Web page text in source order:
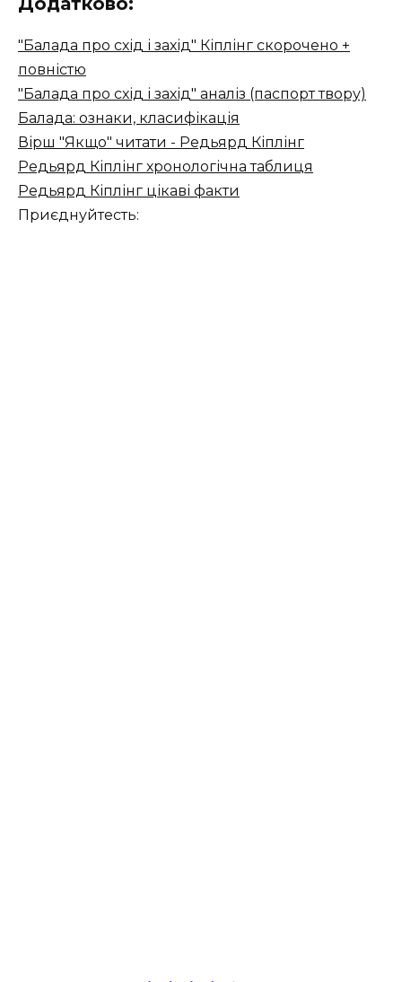
"Балада про схід і захід" Кіплінг скорочено +
повністю
"Балада про схід і захід" аналіз (паспорт твору)
Балада: ознаки, класифікація
Вірш "Якщо" читати - Редьярд Кіплінг
Редьярд Кіплінг хронологічна таблиця
Редьярд Кіплінг цікаві факти
Приєднуйтесть: